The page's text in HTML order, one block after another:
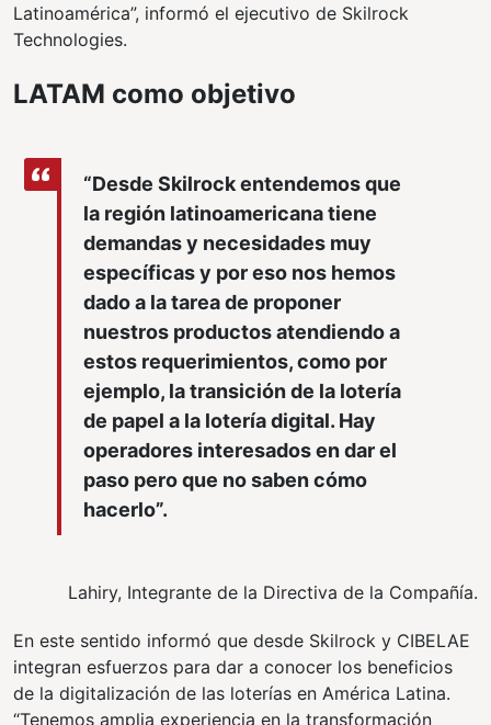
Latinoamérica”, informó el ejecutivo de Skilrock
Technologies.
LATAM como objetivo
“Desde Skilrock entendemos que
la región latinoamericana tiene
demandas y necesidades muy
específicas y por eso nos hemos
dado a la tarea de proponer
nuestros productos atendiendo a
estos requerimientos, como por
ejemplo, la transición de la lotería
de papel a la lotería digital. Hay
operadores interesados en dar el
paso pero que no saben cómo
hacerlo”.
Lahiry, Integrante de la Directiva de la Compañía.
En este sentido informó que desde Skilrock y CIBELAE
integran esfuerzos para dar a conocer los beneficios
de la digitalización de las loterías en América Latina.
“Tenemos amplia experiencia en la transformación